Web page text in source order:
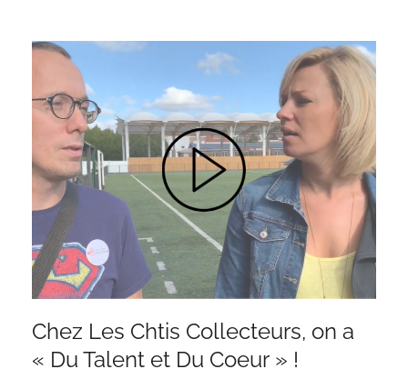
Chez Les Chtis Collecteurs, on a
« Du Talent et Du Coeur » !